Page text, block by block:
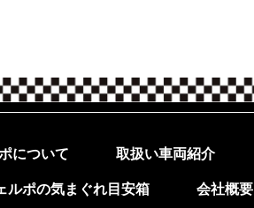
について 取扱い車両紹介
ルポの気まぐれ目安箱 会社概要